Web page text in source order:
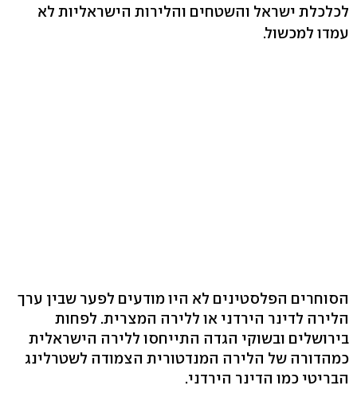
לכלכלת ישראל והשטחים והלירות הישראליות לא
עמדו למכשול.
הסוחרים הפלסטינים לא היו מודעים לפער שבין ערך
הלירה לדינר הירדני או ללירה המצרית. לפחות
בירושלים ובשוקי הגדה התייחסו ללירה הישראלית
כמהדורה של הלירה המנדטורית הצמודה לשטרלינג
הבריטי כמו הדינר הירדני.